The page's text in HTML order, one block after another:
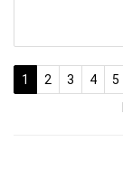
1 2 3 4 5